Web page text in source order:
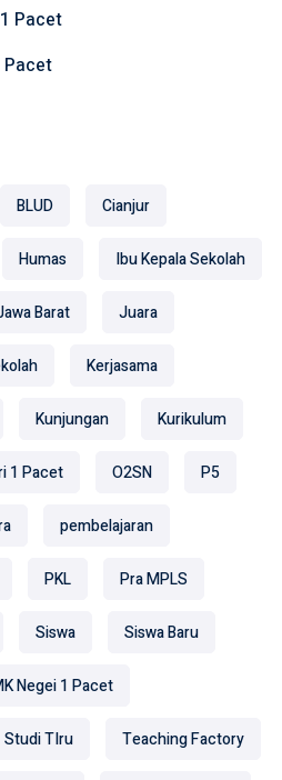
Pacet
Pacet
BLUD Cianjur
Humas Ibu Kepala Sekolah
Barat Juara
Kerjasama
Kunjungan Kurikulum
1 Pacet O2SN P5
pembelajaran
PKL Pra MPLS
Siswa Siswa Baru
Negei 1 Pacet
Studi TIru Teaching Factory